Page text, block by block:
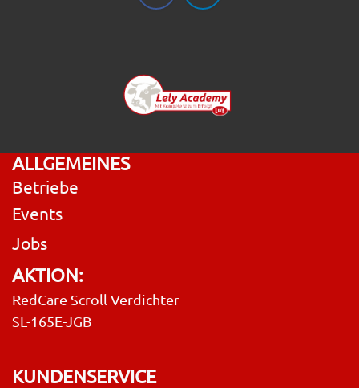
ALLGEMEINES
Betriebe
Events
Jobs
AKTION:
RedCare Scroll Verdichter
SL-165E-JGB
KUNDENSERVICE